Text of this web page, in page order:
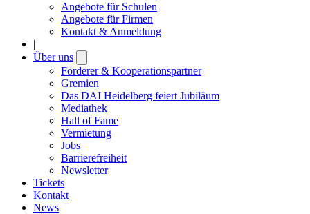
Angebote für Schulen
Angebote für Firmen
Kontakt & Anmeldung
|
Über uns
submenu
Förderer & Kooperationspartner
Gremien
Das DAI Heidelberg feiert Jubiläum
Mediathek
Hall of Fame
Vermietung
Jobs
Barrierefreiheit
Newsletter
Tickets
Kontakt
News